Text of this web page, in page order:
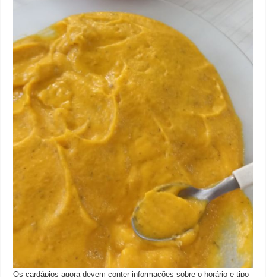
Os cardápios agora devem conter informações sobre o horário e tipo